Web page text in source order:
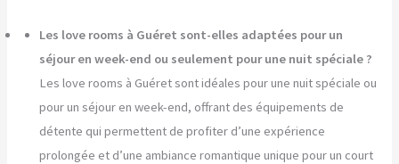
Les love rooms à Guéret sont-elles adaptées pour un
séjour en week-end ou seulement pour une nuit spéciale ?
Les love rooms à Guéret sont idéales pour une nuit spéciale ou
pour un séjour en week-end, offrant des équipements de
détente qui permettent de profiter d’une expérience
prolongée et d’une ambiance romantique unique pour un court